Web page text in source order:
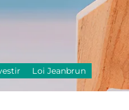
Loi Jeanbrun